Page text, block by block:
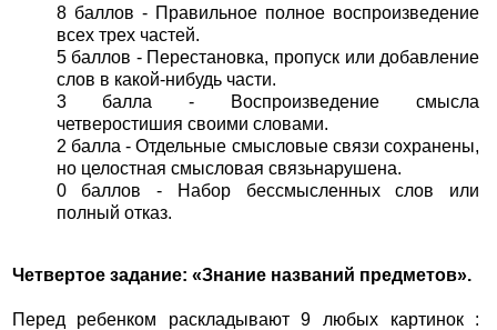
8 баллов - Правильное полное воспроизведение
всех трех частей.
5 баллов - Перестановка, пропуск или добавление
слов в какой-нибудь части.
3 балла - Воспроизведение смысла
четверостишия своими словами.
2 балла - Отдельные смысловые связи сохранены,
но целостная смысловая связьнарушена.
0 баллов - Набор бессмысленных слов или
полный отказ.
Четвертое задание: «Знание названий предметов».
Перед ребенком раскладывают 9 любых картинок :